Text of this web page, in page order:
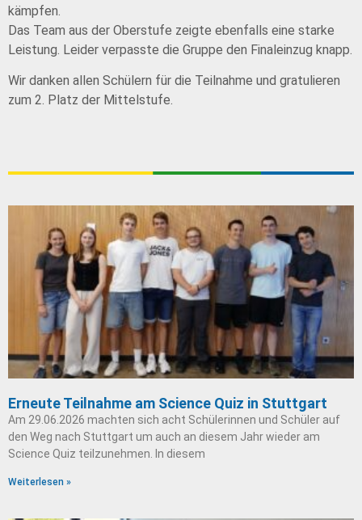
kämpfen.
Das Team aus der Oberstufe zeigte ebenfalls eine starke
Leistung. Leider verpasste die Gruppe den Finaleinzug knapp.
Wir danken allen Schülern für die Teilnahme und gratulieren
zum 2. Platz der Mittelstufe.
Erneute Teilnahme am Science Quiz in Stuttgart
Am 29.06.2026 machten sich acht Schülerinnen und Schüler auf
den Weg nach Stuttgart um auch an diesem Jahr wieder am
Science Quiz teilzunehmen. In diesem
Weiterlesen »